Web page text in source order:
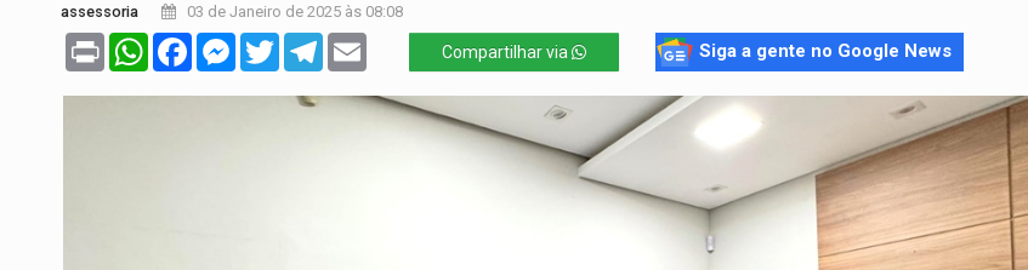
assessoria 03 de Janeiro de 2025 às 08:08
Print WhatsAppFacebookMessenger
TwitterTelegram Compartilhar via Siga a gente no Google News